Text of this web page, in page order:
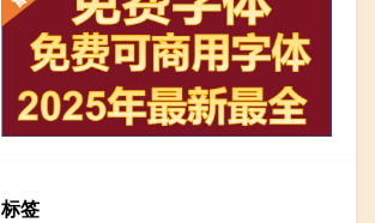
标签